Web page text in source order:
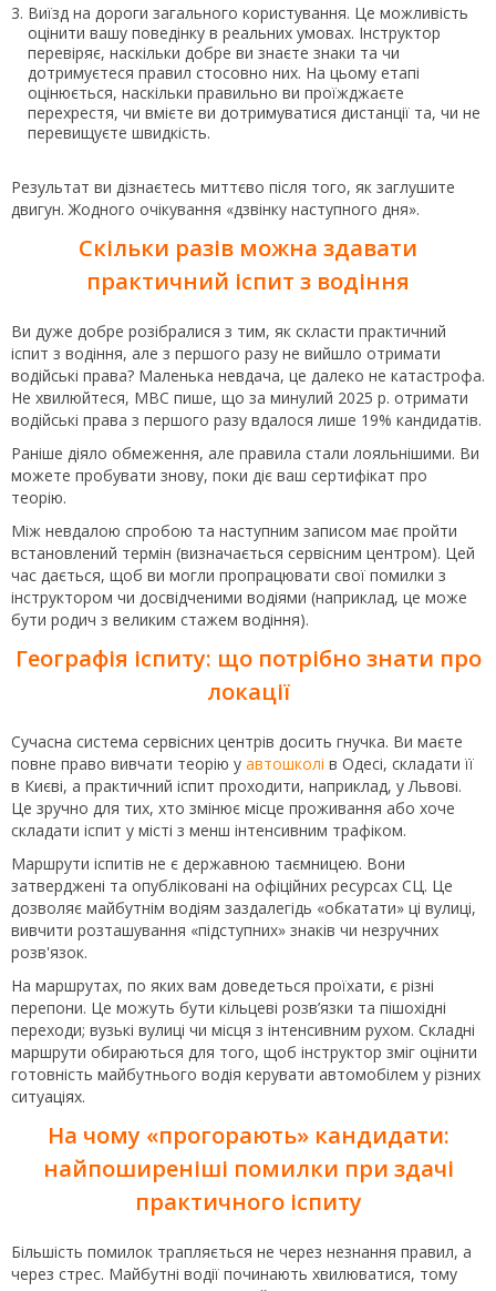
Виїзд на дороги загального користування. Це можливість
оцінити вашу поведінку в реальних умовах. Інструктор
перевіряє, наскільки добре ви знаєте знаки та чи
дотримуєтеся правил стосовно них. На цьому етапі
оцінюється, наскільки правильно ви проїжджаєте
перехрестя, чи вмієте ви дотримуватися дистанції та, чи не
перевищуєте швидкість.
Результат ви дізнаєтесь миттєво після того, як заглушите
двигун. Жодного очікування «дзвінку наступного дня».
Скільки разів можна здавати
практичний іспит з водіння
Ви дуже добре розібралися з тим, як скласти практичний
іспит з водіння, але з першого разу не вийшло отримати
водійські права? Маленька невдача, це далеко не катастрофа.
Не хвилюйтеся, МВС пише, що за минулий 2025 р. отримати
водійські права з першого разу вдалося лише 19% кандидатів.
Раніше діяло обмеження, але правила стали лояльнішими. Ви
можете пробувати знову, поки діє ваш сертифікат про
теорію.
Між невдалою спробою та наступним записом має пройти
встановлений термін (визначається сервісним центром). Цей
час дається, щоб ви могли пропрацювати свої помилки з
інструктором чи досвідченими водіями (наприклад, це може
бути родич з великим стажем водіння).
Географія іспиту: що потрібно знати про
локації
Сучасна система сервісних центрів досить гнучка. Ви маєте
повне право вивчати теорію у автошколі в Одесі, складати її
в Києві, а практичний іспит проходити, наприклад, у Львові.
Це зручно для тих, хто змінює місце проживання або хоче
складати іспит у місті з менш інтенсивним трафіком.
Маршрути іспитів не є державною таємницею. Вони
затверджені та опубліковані на офіційних ресурсах СЦ. Це
дозволяє майбутнім водіям заздалегідь «обкатати» ці вулиці,
вивчити розташування «підступних» знаків чи незручних
розв'язок.
На маршрутах, по яких вам доведеться проїхати, є різні
перепони. Це можуть бути кільцеві розв’язки та пішохідні
переходи; вузькі вулиці чи місця з інтенсивним рухом. Складні
маршрути обираються для того, щоб інструктор зміг оцінити
готовність майбутнього водія керувати автомобілем у різних
ситуаціях.
На чому «прогорають» кандидати:
найпоширеніші помилки при здачі
практичного іспиту
Більшість помилок трапляється не через незнання правил, а
через стрес. Майбутні водії починають хвилюватися, тому